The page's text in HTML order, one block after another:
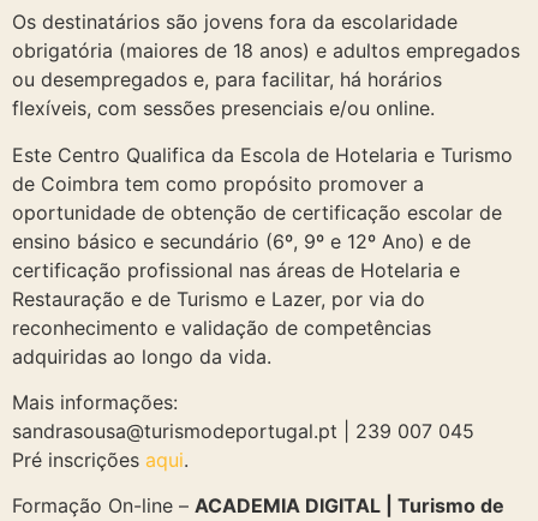
Os destinatários são jovens fora da escolaridade
obrigatória (maiores de 18 anos) e adultos empregados
ou desempregados e, para facilitar, há horários
flexíveis, com sessões presenciais e/ou online.
Este Centro Qualifica da Escola de Hotelaria e Turismo
de Coimbra tem como propósito promover a
oportunidade de obtenção de certificação escolar de
ensino básico e secundário (6º, 9º e 12º Ano) e de
certificação profissional nas áreas de Hotelaria e
Restauração e de Turismo e Lazer, por via do
reconhecimento e validação de competências
adquiridas ao longo da vida.
Mais informações:
sandrasousa@turismodeportugal.pt | 239 007 045
Pré inscrições aqui.
Formação On-line – ACADEMIA DIGITAL | Turismo de